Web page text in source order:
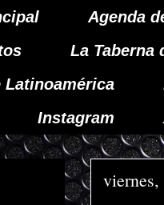
Agenda
La Taberna
Latinoamérica
Instagram